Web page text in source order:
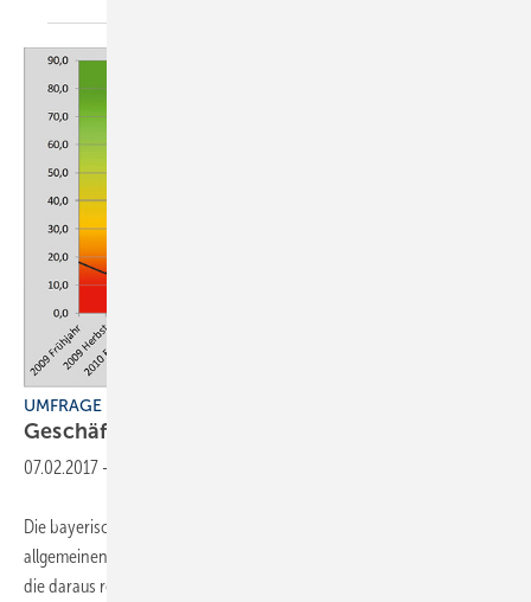
UMFRAGE
Geschäftsklimaindex bleibt
07.02.2017 -
Die bayerischen Innungsfachbetriebe partizipieren weiterhin an der
allgemeinen positiven Entwicklung bedingt durch niedrige Zinsen und
die daraus resultierende hohe Investitionsbereitschaft in